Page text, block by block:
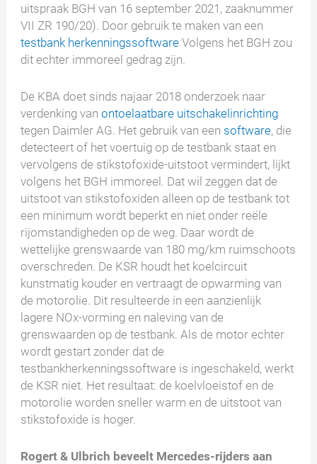
uitspraak BGH van 16 september 2021, zaaknummer
VII ZR 190/20). Door gebruik te maken van een
testbank herkenningssoftwareVolgens het BGH zou
dit echter immoreel gedrag zijn.
De KBA doet sinds najaar 2018 onderzoek naar
verdenking vanontoelaatbare uitschakelinrichting
tegen Daimler AG. Het gebruik van een software, die
detecteert of het voertuig op de testbank staat en
vervolgens de stikstofoxide-uitstoot vermindert, lijkt
volgens het BGH immoreel. Dat wil zeggen dat de
uitstoot van stikstofoxiden alleen op de testbank tot
een minimum wordt beperkt en niet onder reële
rijomstandigheden op de weg. Daar wordt de
wettelijke grenswaarde van 180 mg/km ruimschoots
overschreden. De KSR houdt het koelcircuit
kunstmatig kouder en vertraagt de opwarming van
de motorolie. Dit resulteerde in een aanzienlijk
lagere NOx-vorming en naleving van de
grenswaarden op de testbank. Als de motor echter
wordt gestart zonder dat de
testbankherkenningssoftware is ingeschakeld, werkt
de KSR niet. Het resultaat: de koelvloeistof en de
motorolie worden sneller warm en de uitstoot van
stikstofoxide is hoger.
Rogert & Ulbrich beveelt Mercedes-rijders aan